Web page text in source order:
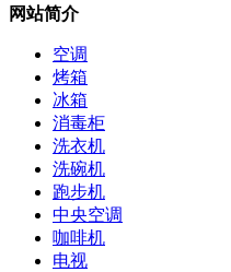
网站简介
空调
烤箱
冰箱
消毒柜
洗衣机
洗碗机
跑步机
中央空调
咖啡机
电视